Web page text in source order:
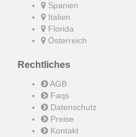
Spanien
Italien
Florida
Österreich
Rechtliches
AGB
Faqs
Datenschutz
Preise
Kontakt